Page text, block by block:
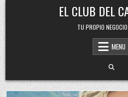
Skip
to
content
EL CLUB DEL
TU PROPIO
MENU